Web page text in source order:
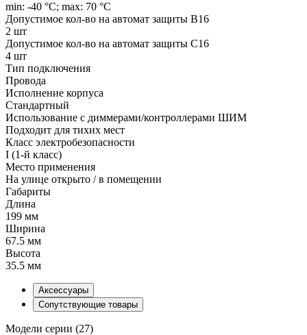
min: -40 °C; max: 70 °C
Допустимое кол-во на автомат защиты B16
2 шт
Допустимое кол-во на автомат защиты C16
4 шт
Тип подключения
Провода
Исполнение корпуса
Стандартный
Использование с диммерами/контроллерами ШИМ
Подходит для тихих мест
Класс электробезопасности
I (1-й класс)
Место применения
На улице открыто / в помещении
Габариты
Длина
199 мм
Ширина
67.5 мм
Высота
35.5 мм
Аксессуары
Сопутствующие товары
Модели серии (27)